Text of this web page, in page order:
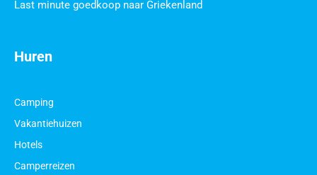
Huren
Camping
Vakantiehuizen
Hotels
Camperreizen
Last minute goedkoop naar Griekenland